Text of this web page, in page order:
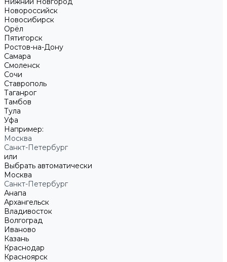
Новороссийск
Новосибирск
Орёл
Пятигорск
Ростов-на-Дону
Самара
Смоленск
Сочи
Ставрополь
Таганрог
Тамбов
Тула
Уфа
Например:
Москва
Санкт-Петербург
или
Выбрать автоматически
Москва
Санкт-Петербург
Анапа
Архангельск
Владивосток
Волгоград
Иваново
Казань
Краснодар
Красноярск